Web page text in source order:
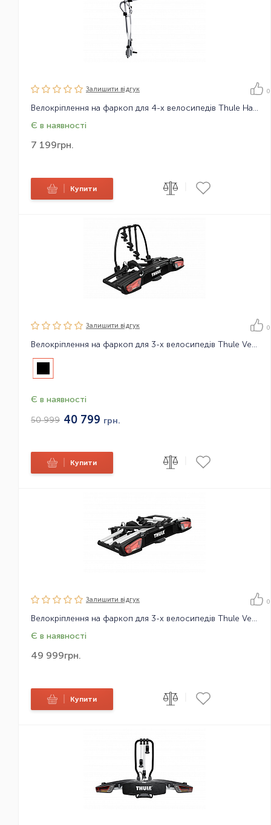
Залишити вiдгук 0
Велокріплення на фаркоп для 4-х велосипедів Thule HangOn 9708
Є в наявності
7 199грн.
Купити
Залишити вiдгук 0
Велокріплення на фаркоп для 3-х велосипедів Thule VeloSpace XT 3bike
Є в наявності
50 999 40 799 грн.
Купити
Залишити вiдгук 0
Велокріплення на фаркоп для 3-х велосипедів Thule VeloSpace XT
Є в наявності
49 999грн.
Купити